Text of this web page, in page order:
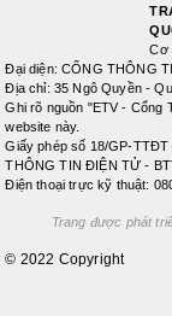
Cơ
Đại diện: CỔNG THÔNG
Địa chỉ: 35 Ngô Quyền -
Ghi rõ nguồn "ETV - Cổng
website này.
Giấy phép số 18/GP-TTĐT
THÔNG TIN ĐIỆN TỬ -
Điện thoại trực kỹ thuật:
Trang được phát
© 2022 Copyright